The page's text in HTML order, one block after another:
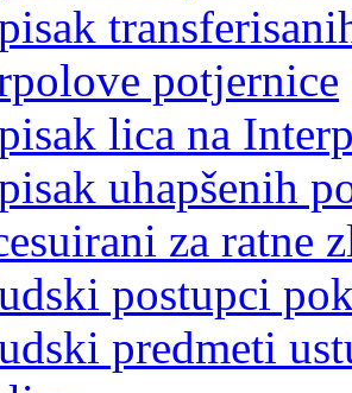
potjernice
lica na
uhapšenih
za ratne
postupci
predmeti